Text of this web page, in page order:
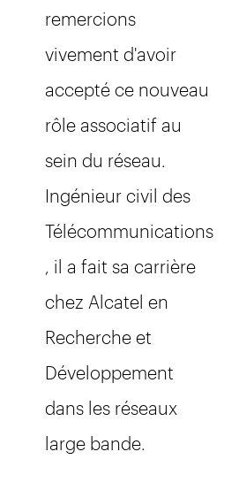
remercions
vivement d'avoir
accepté ce nouveau
rôle associatif au
sein du réseau.
Ingénieur civil des
Télécommunications
, il a fait sa carrière
chez Alcatel en
Recherche et
Développement
dans les réseaux
large bande.